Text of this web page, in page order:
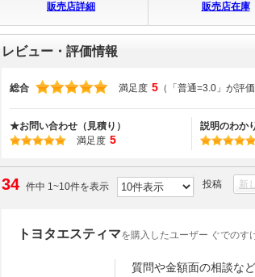
販売店詳細 販売店在庫
レビュー・評価情報
総合 満足度 5 （「普通=3.0」が評
★お問い合わせ（見積り）
満足度 5
説明のわか
34 件中 1~10件を表示 投稿 新
トヨタエスティマを購入したユーザー ぐでのす
質問や金額面の相談な